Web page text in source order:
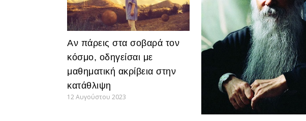
Αν πάρεις στα σοβαρά τον
κόσμο, οδηγείσαι με
μαθηματική ακρίβεια στην
κατάθλιψη
12 Αυγούστου 2023